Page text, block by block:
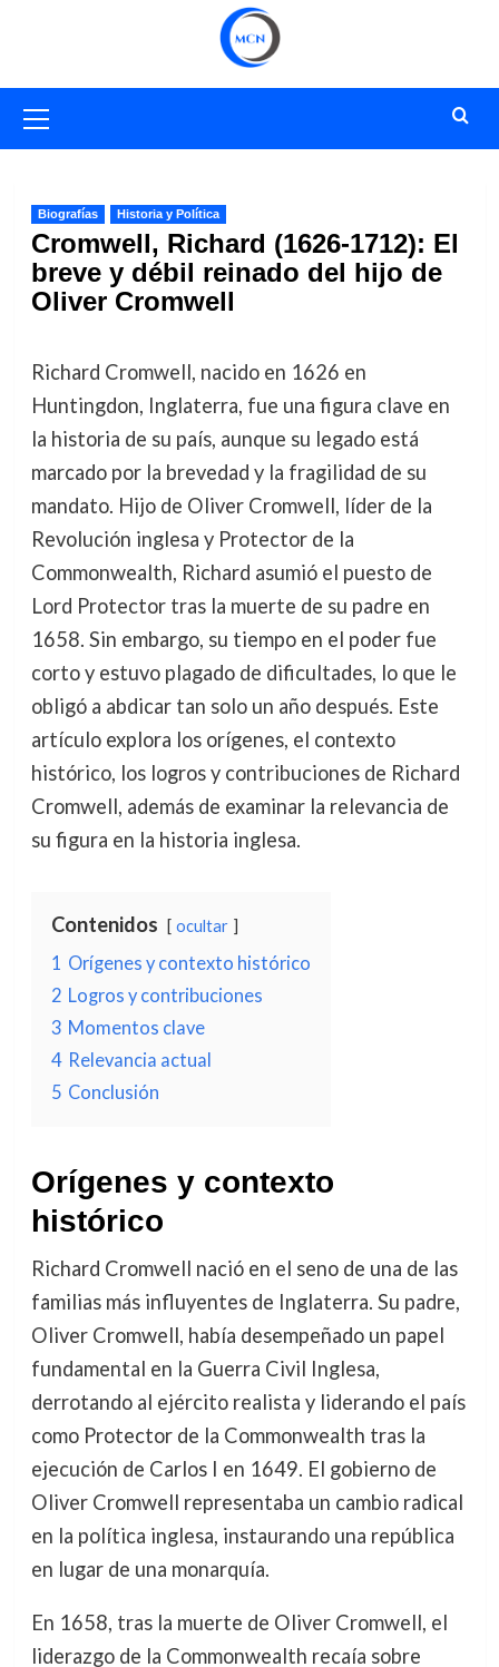
primario
Biografías Historia y Política
Cromwell, Richard (1626-1712): El
breve y débil reinado del hijo de
Oliver Cromwell
Richard Cromwell, nacido en 1626 en
Huntingdon, Inglaterra, fue una figura clave en
la historia de su país, aunque su legado está
marcado por la brevedad y la fragilidad de su
mandato. Hijo de Oliver Cromwell, líder de la
Revolución inglesa y Protector de la
Commonwealth, Richard asumió el puesto de
Lord Protector tras la muerte de su padre en
1658. Sin embargo, su tiempo en el poder fue
corto y estuvo plagado de dificultades, lo que le
obligó a abdicar tan solo un año después. Este
artículo explora los orígenes, el contexto
histórico, los logros y contribuciones de Richard
Cromwell, además de examinar la relevancia de
su figura en la historia inglesa.
Contenidos ocultar
1 Orígenes y contexto histórico
2 Logros y contribuciones
3 Momentos clave
4 Relevancia actual
5 Conclusión
Orígenes y contexto
histórico
Richard Cromwell nació en el seno de una de las
familias más influyentes de Inglaterra. Su padre,
Oliver Cromwell, había desempeñado un papel
fundamental en la Guerra Civil Inglesa,
derrotando al ejército realista y liderando el país
como Protector de la Commonwealth tras la
ejecución de Carlos I en 1649. El gobierno de
Oliver Cromwell representaba un cambio radical
en la política inglesa, instaurando una república
en lugar de una monarquía.
En 1658, tras la muerte de Oliver Cromwell, el
liderazgo de la Commonwealth recaía sobre